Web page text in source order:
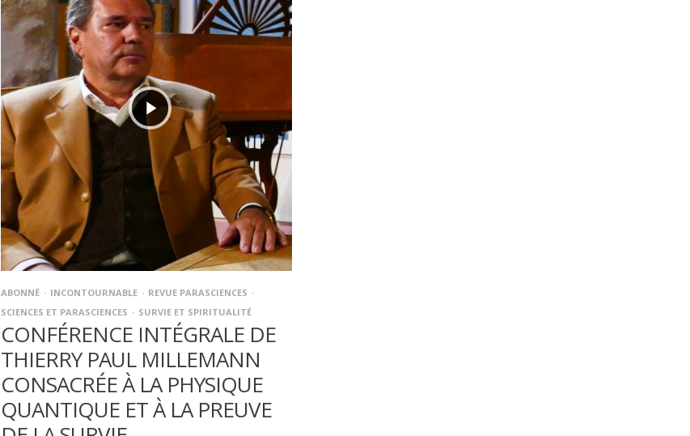
ABONNÉ INCONTOURNABLE
REVUE PARASCIENCES
SCIENCES ET PARASCIENCES
SURVIE ET SPIRITUALITÉ
CONFÉRENCE INTÉGRALE DE
THIERRY PAUL MILLEMANN
CONSACRÉE À LA PHYSIQUE
QUANTIQUE ET À LA PREUVE